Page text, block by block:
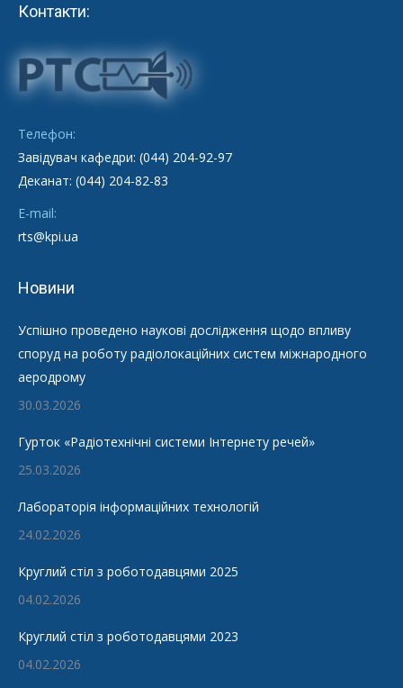
Контакти:
Телефон:
Завідувач кафедри: (044) 204-92-97
Деканат: (044) 204-82-83
E-mail:
rts@kpi.ua
Новини
Успішно проведено наукові дослідження щодо впливу
споруд на роботу радіолокаційних систем міжнародного
аеродрому
30.03.2026
Гурток «Радіотехнічні системи Інтернету речей»
25.03.2026
Лабораторія інформаційних технологій
24.02.2026
Круглий стіл з роботодавцями 2025
04.02.2026
Круглий стіл з роботодавцями 2023
04.02.2026